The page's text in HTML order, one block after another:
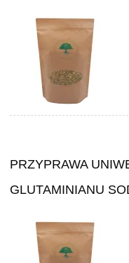
PRZYPRAWA
GLUTAMINIANU